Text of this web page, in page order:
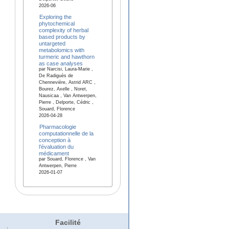
2026-06
Exploring the
phytochemical
complexity of herbal
based products by
untargeted
metabolomics with
turmeric and hawthorn
as case analyses
par Narcisi, Laura-Marie ,
De Radiguès de
Chennevière, Astrid ARC ,
Bourez, Axelle , Noret,
Nausicaa , Van Antwerpen,
Pierre , Delporte, Cédric ,
Souard, Florence
2026-04-28
Pharmacologie
computationnelle de la
conception à
l’évaluation du
médicament
par Souard, Florence , Van
Antwerpen, Pierre
2026-01-07
Facilité